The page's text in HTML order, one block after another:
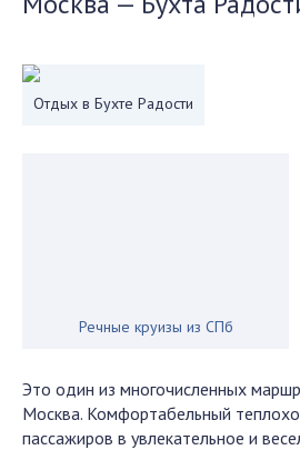
Отдых в Бухте Радости
Речные круизы из СПб
Это один из многочисленных
Москва. Комфортабельный
пассажиров в увлекательное и